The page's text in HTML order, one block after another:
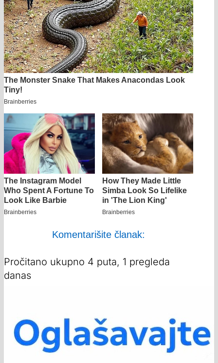
Komentarišite članak:
Pročitano ukupno 4 puta, 1 pregleda
danas